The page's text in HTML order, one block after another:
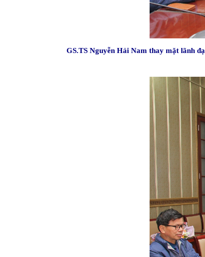
GS.TS Nguyễn Hải Nam thay mặt lãnh